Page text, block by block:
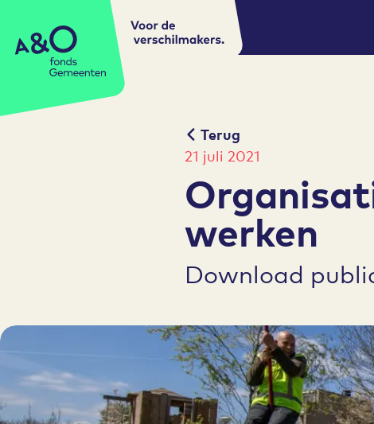
A&O fonds Gemeenten
Voor de
verschilmakers.
Terug
21 juli 2021
werken
Download